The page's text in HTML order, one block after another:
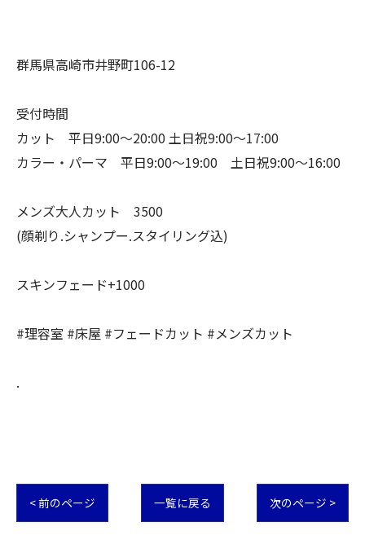
群馬県高崎市井野町106-12
受付時間
カット 平日9:00〜20:00 土日祝9:00〜17:00
カラー・パーマ 平日9:00〜19:00 土日祝9:00〜16:00
メンズ大人カット 3500
(顔剃り.シャンプー.スタイリング込)
スキンフェード+1000
#理容室 #床屋 #フェードカット #メンズカット
.
< 前のページ 一覧に戻る 次のページ >